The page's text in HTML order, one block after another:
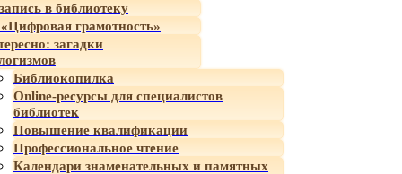
в библиотеку
грамотность»
загадки
Библиокопилка
Online-ресурсы для специалистов
библиотек
Повышение квалификации
Профессиональное чтение
Календари знаменательных и памятных